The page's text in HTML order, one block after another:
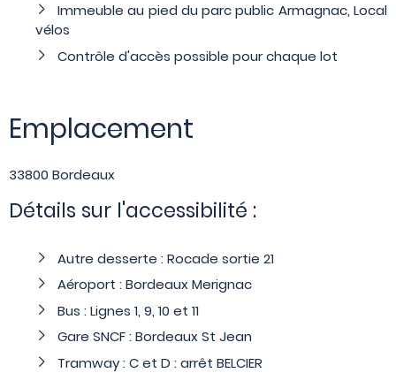
Immeuble au pied du parc public Armagnac, Local
vélos
Contrôle d'accès possible pour chaque lot
Emplacement
33800 Bordeaux
Détails sur l'accessibilité :
Autre desserte : Rocade sortie 21
Aéroport : Bordeaux Merignac
Bus : Lignes 1, 9, 10 et 11
Gare SNCF : Bordeaux St Jean
Tramway : C et D : arrêt BELCIER